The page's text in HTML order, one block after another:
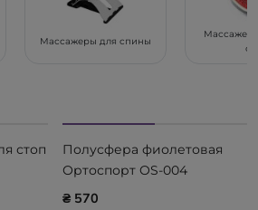
Массажеры для спины
стоп
Полусфера фиолетовая
Ортоспорт OS-004
Ortosport
₴ 570